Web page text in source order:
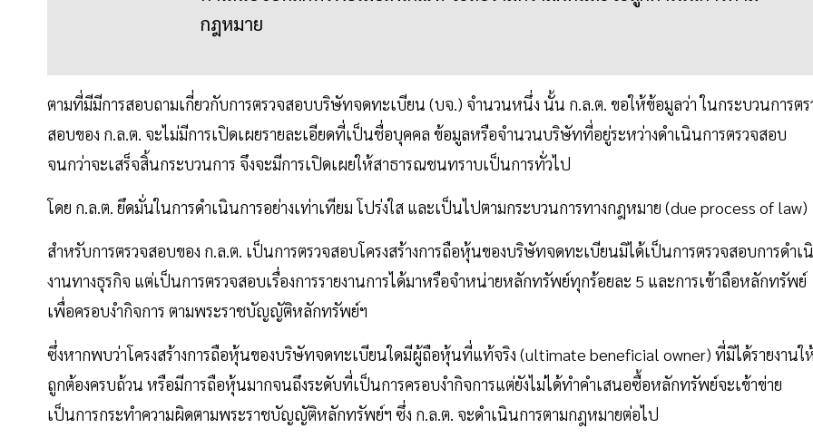
กฎหมาย
ตามที่มีมีการสอบถามเกี่ยวกับการตรวจสอบบริษัทจดทะเบียน (บจ.) จำนวนหนึ่ง นั้น ก.ล.ต. ขอให้ข้อมูลว่า ในกระบวนการตร
สอบของ ก.ล.ต. จะไม่มีการเปิดเผยรายละเอียดที่เป็นชื่อบุคคล ข้อมูลหรือจำนวนบริษัทที่อยู่ระหว่างดำเนินการตรวจสอบ
จนกว่าจะเสร็จสิ้นกระบวนการ จึงจะมีการเปิดเผยให้สาธารณชนทราบเป็นการทั่วไป
โดย ก.ล.ต. ยึดมั่นในการดำเนินการอย่างเท่าเทียม โปร่งใส และเป็นไปตามกระบวนการทางกฎหมาย (due process of law)
สำหรับการตรวจสอบของ ก.ล.ต. เป็นการตรวจสอบโครงสร้างการถือหุ้นของบริษัทจดทะเบียนมิได้เป็นการตรวจสอบการดำเ
งานทางธุรกิจ แต่เป็นการตรวจสอบเรื่องการรายงานการได้มาหรือจำหน่ายหลักทรัพย์ทุกร้อยละ 5 และการเข้าถือหลักทรัพย์
เพื่อครอบงำกิจการ ตามพระราชบัญญัติหลักทรัพย์ฯ
ซึ่งหากพบว่าโครงสร้างการถือหุ้นของบริษัทจดทะเบียนใดมีผู้ถือหุ้นที่แท้จริง (ultimate beneficial owner) ที่มิได้รายงานใ
ถูกต้องครบถ้วน หรือมีการถือหุ้นมากจนถึงระดับที่เป็นการครอบงำกิจการแต่ยังไม่ได้ทำคำเสนอซื้อหลักทรัพย์จะเข้าข่าย
เป็นการกระทำความผิดตามพระราชบัญญัติหลักทรัพย์ฯ ซึ่ง ก.ล.ต. จะดำเนินการตามกฎหมายต่อไป